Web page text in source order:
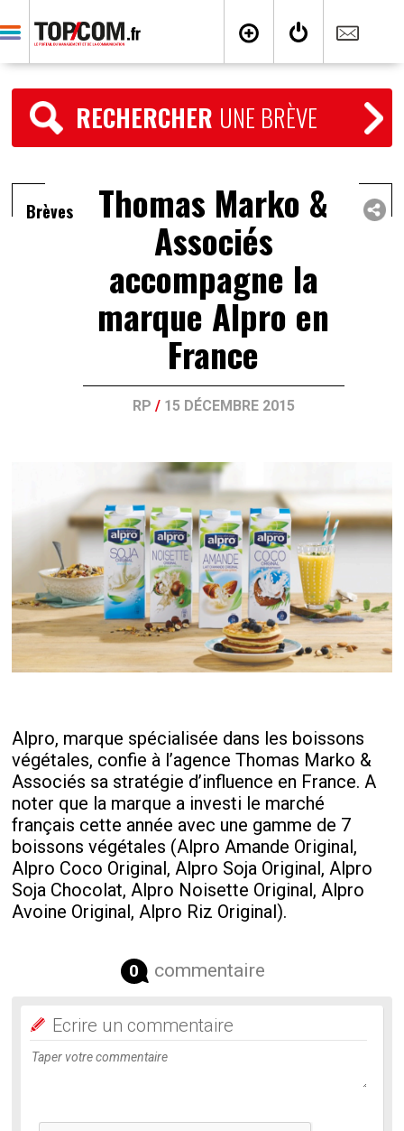
RECHERCHER UNE BRÈVE
Brèves Thomas Marko &
Associés
accompagne la
marque Alpro en
France
RP / 15 DÉCEMBRE 2015
Alpro, marque spécialisée dans les boissons
végétales, confie à l’agence Thomas Marko &
Associés sa stratégie d’influence en France. A
noter que la marque a investi le marché
français cette année avec une gamme de 7
boissons végétales (Alpro Amande Original,
Alpro Coco Original, Alpro Soja Original, Alpro
Soja Chocolat, Alpro Noisette Original, Alpro
Avoine Original, Alpro Riz Original).
0 commentaire
Ecrire un commentaire